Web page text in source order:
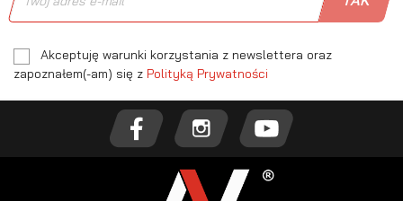
Akceptuję warunki korzystania z newslettera oraz
zapoznałem(-am) się z Polityką Prywatności